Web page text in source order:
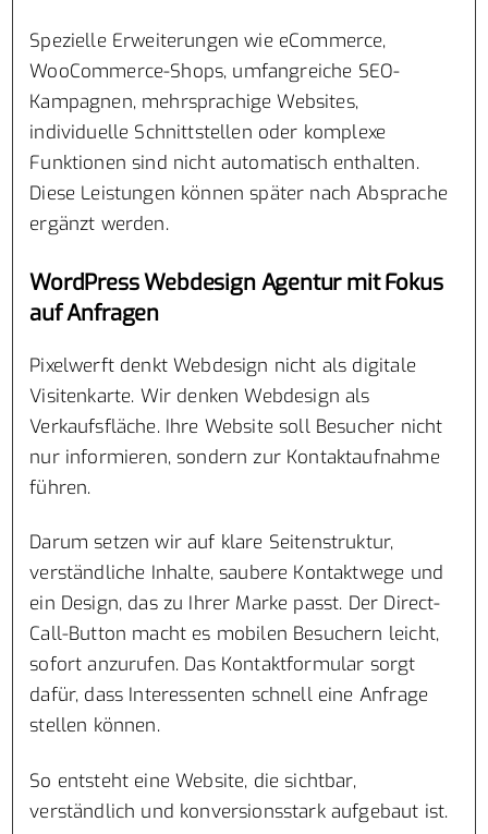
Spezielle Erweiterungen wie eCommerce,
WooCommerce-Shops, umfangreiche SEO-
Kampagnen, mehrsprachige Websites,
individuelle Schnittstellen oder komplexe
Funktionen sind nicht automatisch enthalten.
Diese Leistungen können später nach Absprache
ergänzt werden.
WordPress Webdesign Agentur mit Fokus
auf Anfragen
Pixelwerft denkt Webdesign nicht als digitale
Visitenkarte. Wir denken Webdesign als
Verkaufsfläche. Ihre Website soll Besucher nicht
nur informieren, sondern zur Kontaktaufnahme
führen.
Darum setzen wir auf klare Seitenstruktur,
verständliche Inhalte, saubere Kontaktwege und
ein Design, das zu Ihrer Marke passt. Der Direct-
Call-Button macht es mobilen Besuchern leicht,
sofort anzurufen. Das Kontaktformular sorgt
dafür, dass Interessenten schnell eine Anfrage
stellen können.
So entsteht eine Website, die sichtbar,
verständlich und konversionsstark aufgebaut ist.